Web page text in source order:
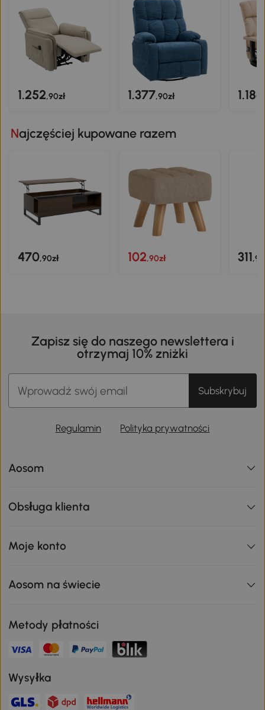
1.252,90zł 1.377,90zł 1.186
Najczęściej kupowane razem
470,90zł 102,90zł 311
Zapisz się do naszego newslettera i
otrzymaj 10% zniżki
Subskrybuj
Regulamin Polityka prywatności
Aosom
Obsługa klienta
Moje konto
Aosom na świecie
Metody płatności
Wysyłka